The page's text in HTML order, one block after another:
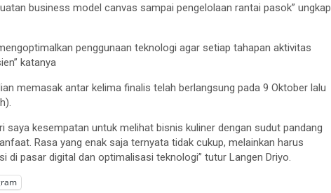
business model canvas sampai pengelolaan rantai pasok” ungkap
penggunaan teknologi agar setiap tahapan aktivitas
katanya
memasak antar kelima finalis telah berlangsung pada 9 Oktober lalu
kesempatan untuk melihat bisnis kuliner dengan sudut pandang
Rasa yang enak saja ternyata tidak cukup, melainkan harus
di pasar digital dan optimalisasi teknologi” tutur Langen Driyo.